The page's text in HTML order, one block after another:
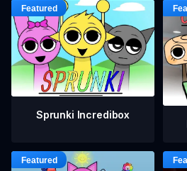
Sprunki Incredibox